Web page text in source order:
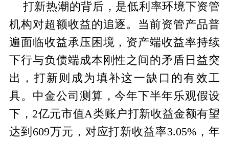
打新热潮的背后，是低利率环境下资管
机构对超额收益的追逐。当前资管产品普
遍面临收益承压困境，资产端收益率持续
下行与负债端成本刚性之间的矛盾日益突
出，打新则成为填补这一缺口的有效工
具。中金公司测算，今年下半年乐观假设
下，2亿元市值A类账户打新收益金额有望
达到609万元，对应打新收益率3.05%，年